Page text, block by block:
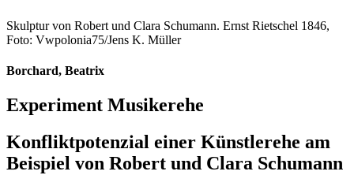
Skulptur von Robert und Clara Schumann. Ernst Rietschel 1846,
Foto: Vwpolonia75/Jens K. Müller
Borchard, Beatrix
Experiment Musikerehe
Konfliktpotenzial einer Künstlerehe am
Beispiel von Robert und Clara Schumann